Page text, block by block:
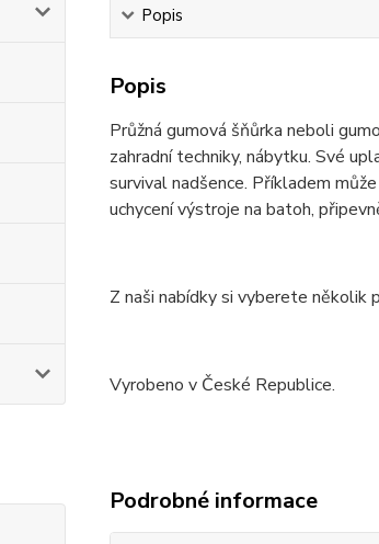
Popis
Popis
Průžná gumová šňůrka neboli
zahradní techniky, nábytku. Své
survival nadšence. Příkladem
uchycení výstroje na batoh,
Z naši nabídky si vyberete několik
Vyrobeno v České Republice.
Podrobné informace